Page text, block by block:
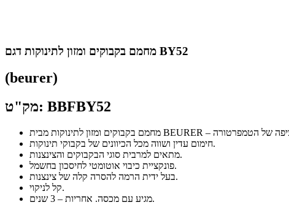
מחמם בקבוקים ומזון לתינוקות דגם BY52
(beurer)
מק"ט: BBFBY52
חימום עדין ושווה מכל הכיוונים של בקבוקי תינוקות.
מתאים למרבית סוגי הבקבוקים והצינצנות.
פונקציית כיבוי אוטומטי לחיסכון בחשמל.
בעל ידית הרמה להסרה קלה של צינצנות.
קל לניקוי.
מגיע עם מכסה. אחריות – 3 שנים.